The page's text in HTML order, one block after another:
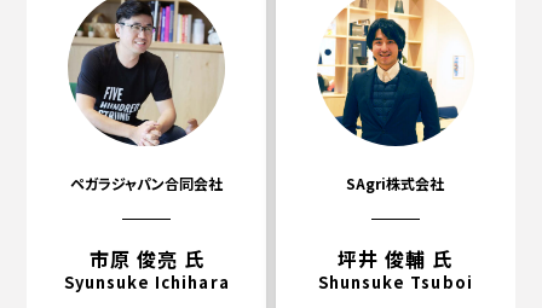
ペガラジャパン合同会社
市原 俊亮 氏
Syunsuke Ichihara
SAgri株式会社
坪井 俊輔 氏
Shunsuke Tsuboi